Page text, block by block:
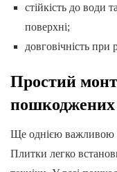
стійкість до води
поверхні;
довговічність при
Простий
Ще однією важливою
Плитки легко